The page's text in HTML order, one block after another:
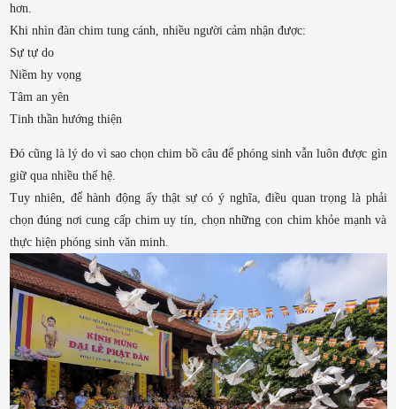
hơn.
Khi nhìn đàn chim tung cánh, nhiều người cảm nhận được:
Sự tự do
Niềm hy vọng
Tâm an yên
Tinh thần hướng thiện
Đó cũng là lý do vì sao chọn chim bồ câu để phóng sinh vẫn luôn được gìn
giữ qua nhiều thế hệ.
Tuy nhiên, để hành động ấy thật sự có ý nghĩa, điều quan trọng là phải
chọn đúng nơi cung cấp chim uy tín, chọn những con chim khỏe mạnh và
thực hiện phóng sinh văn minh.